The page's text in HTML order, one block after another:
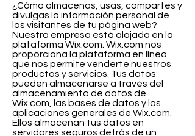
​¿Cómo almacenas, usas, compartes y
divulgas la información personal de
los visitantes de tu página web?
Nuestra empresa está alojada en la
plataforma Wix.com. Wix.com nos
proporciona la plataforma en línea
que nos permite venderte nuestros
productos y servicios. Tus datos
pueden almacenarse a través del
almacenamiento de datos de
Wix.com, las bases de datos y las
aplicaciones generales de Wix.com.
Ellos almacenan tus datos en
servidores seguros detrás de un